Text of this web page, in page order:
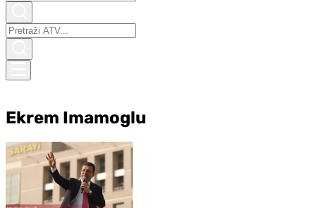
Ekrem Imamoglu